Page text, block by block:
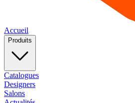
Accueil
Produits
Catalogues
Designers
Salons